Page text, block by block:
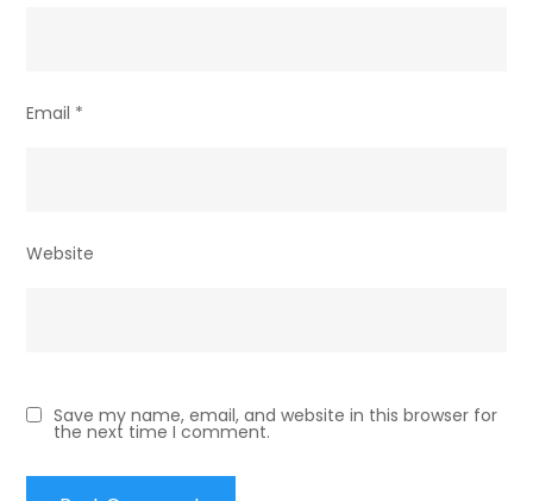
Email *
Website
Save my name, email, and website in this browser for
the next time I comment.